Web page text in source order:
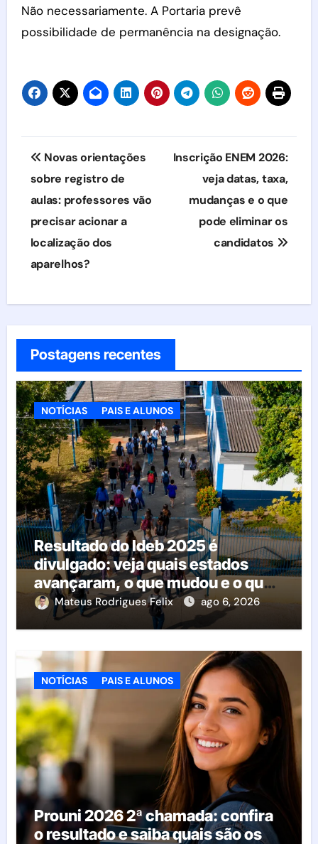
Não necessariamente. A Portaria prevê
possibilidade de permanência na designação.
Navegação
de
Post
Novas orientações
sobre registro de
aulas: professores vão
precisar acionar a
localização dos
aparelhos?
Inscrição ENEM 2026:
veja datas, taxa,
mudanças e o que
pode eliminar os
candidatos
Postagens recentes
NOTÍCIAS PAIS E ALUNOS
Resultado do Ideb 2025 é
divulgado: veja quais estados
avançaram, o que mudou e o que
esperar da educação brasileira
Mateus Rodrigues Felix ago 6, 2026
NOTÍCIAS PAIS E ALUNOS
Prouni 2026 2ª chamada: confira
o resultado e saiba quais são os